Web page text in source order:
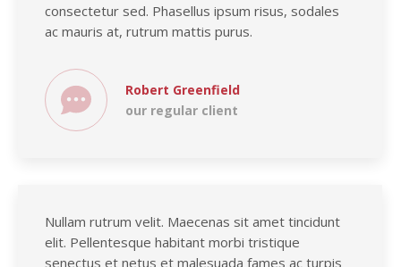
Robert Greenfield
our regular client
consectetur sed. Phasellus ipsum risus, sodales
ac mauris at, rutrum mattis purus.
Nullam rutrum velit. Maecenas sit amet tincidunt
elit. Pellentesque habitant morbi tristique
senectus et netus et malesuada fames ac turpis